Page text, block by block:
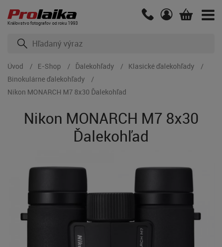
Kráľovstvo fotografov od roku 1993
Úvod E-Shop Ďalekohľady
Klasické ďalekohľady
Binokulárne ďalekohľady
Nikon MONARCH M7 8x30 Ďalekohľad
Nikon MONARCH M7 8x30
Ďalekohľad